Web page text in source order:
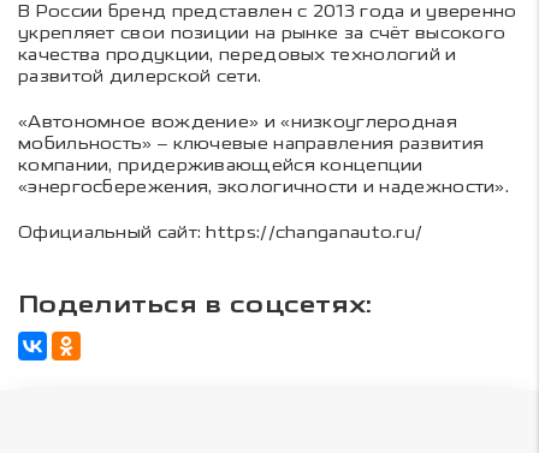
В России бренд представлен с 2013 года и уверенно
укрепляет свои позиции на рынке за счёт высокого
качества продукции, передовых технологий и
развитой дилерской сети.
«Автономное вождение» и «низкоуглеродная
мобильность» – ключевые направления развития
компании, придерживающейся концепции
«энергосбережения, экологичности и надежности».
Официальный сайт: https://changanauto.ru/
Поделиться в соцсетях: